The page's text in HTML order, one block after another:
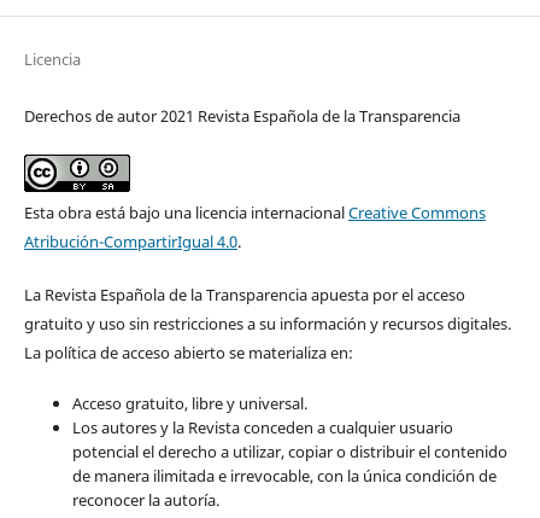
Licencia
Derechos de autor 2021 Revista Española de la Transparencia
Esta obra está bajo una licencia internacionalCreative Commons
Atribución-CompartirIgual 4.0.
La Revista Española de la Transparencia apuesta por el acceso
gratuito y uso sin restricciones a su información y recursos digitales.
La política de acceso abierto se materializa en:
Acceso gratuito, libre y universal.
Los autores y la Revista conceden a cualquier usuario
potencial el derecho a utilizar, copiar o distribuir el contenido
de manera ilimitada e irrevocable, con la única condición de
reconocer la autoría.